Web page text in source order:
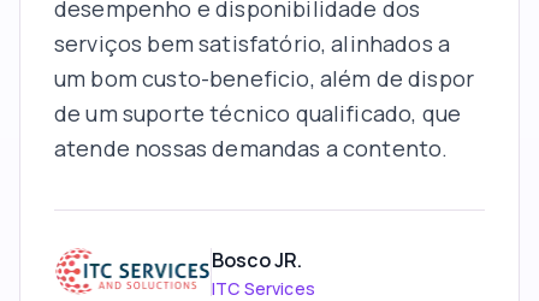
desempenho e disponibilidade dos
serviços bem satisfatório, alinhados a
um bom custo-beneficio, além de dispor
de um suporte técnico qualificado, que
atende nossas demandas a contento.
Bosco JR.
ITC Services